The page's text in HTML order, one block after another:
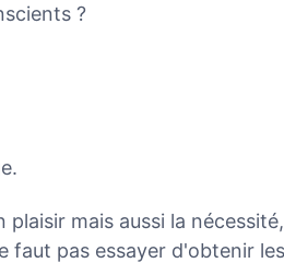
?
mais aussi la nécessité,
faut pas essayer d'obtenir les